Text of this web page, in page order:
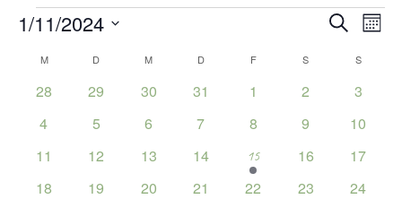
springen
Suche
und
SucheMonat
1/11/2024
Kalender
von
Veranstaltungen
M D M D F S S
0
28
0
29
0
30
0
31
0
1
0
2
0
3
0
4
0
5
0
6
0
7
0
8
0
9
0
10
0
11
0
12
0
13
0
Veranstaltungen
14
1
Veranstaltung
15
0
16
0
17
0
18
0
19
0
20
0
21
0
22
0
23
0
24